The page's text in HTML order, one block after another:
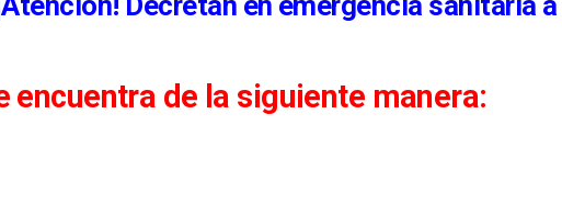
encuentra de la siguiente manera: